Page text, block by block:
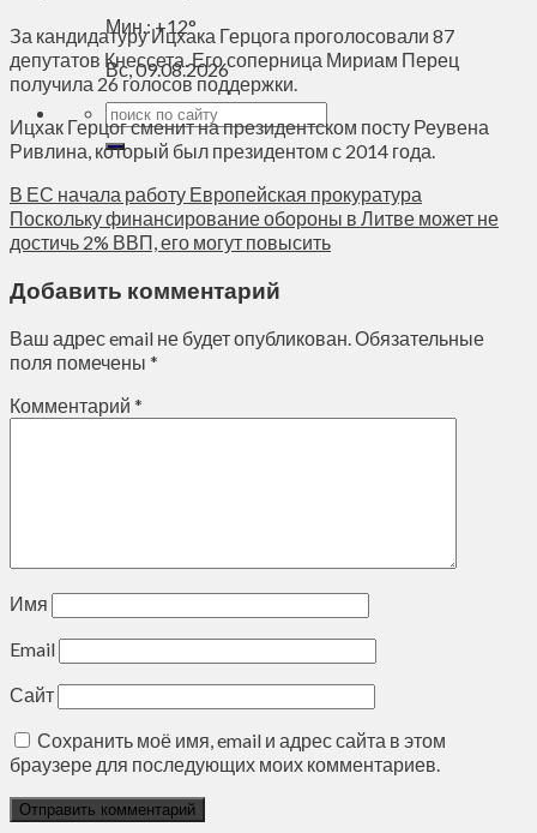
Мин.:+12°
Вс, 09.08.2026
За кандидатуру Ицхака Герцога проголосовали 87
депутатов Кнессета. Его соперница Мириам Перец
получила 26 голосов поддержки.
Ицхак Герцог сменит на президентском посту Реувена
Ривлина, который был президентом с 2014 года.
В ЕС начала работу Европейская прокуратура
Поскольку финансирование обороны в Литве может не
достичь 2% ВВП, его могут повысить
Добавить комментарий
Ваш адрес email не будет опубликован.Обязательные
поля помечены *
Комментарий *
Имя
Email
Сайт
Сохранить моё имя, email и адрес сайта в этом
браузере для последующих моих комментариев.